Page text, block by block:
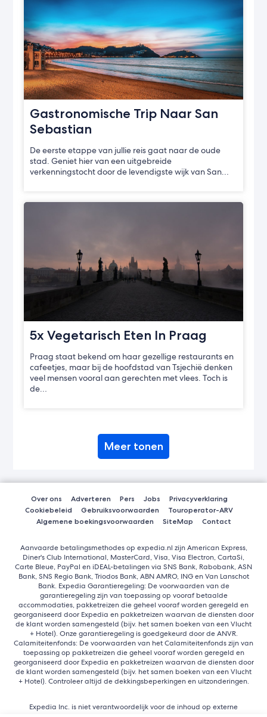
Gastronomische Trip Naar San
Sebastian
De eerste etappe van jullie reis gaat naar de oude
stad. Geniet hier van een uitgebreide
verkenningstocht door de levendigste wijk van San…
5x Vegetarisch Eten In Praag
Praag staat bekend om haar gezellige restaurants en
cafeetjes, maar bij de hoofdstad van Tsjechië denken
veel mensen vooral aan gerechten met vlees. Toch is
de…
Meer tonen
Over ons Adverteren Pers Jobs
Privacyverklaring
Cookiebeleid
Gebruiksvoorwaarden
Touroperator-ARV
Algemene boekingsvoorwaarden
SiteMap Contact
Aanvaarde betalingsmethodes op expedia.nl zijn American Express,
Diner's Club International, MasterCard, Visa, Visa Electron, CartaSi,
Carte Bleue, PayPal en iDEAL-betalingen via SNS Bank, Rabobank, ASN
Bank, SNS Regio Bank, Triodos Bank, ABN AMRO, ING en Van Lanschot
Bank. Expedia Garantieregeling: De voorwaarden van de
garantieregeling zijn van toepassing op vooraf betaalde
accommodaties, pakketreizen die geheel vooraf worden geregeld en
georganiseerd door Expedia en pakketreizen waarvan de diensten door
de klant worden samengesteld (bijv. het samen boeken van een Vlucht
+ Hotel). Onze garantieregeling is goedgekeurd door de ANVR.
Calamiteitenfonds: De voorwaarden van het Calamiteitenfonds zijn van
toepassing op pakketreizen die geheel vooraf worden geregeld en
georganiseerd door Expedia en pakketreizen waarvan de diensten door
de klant worden samengesteld (bijv. het samen boeken van een Vlucht
+ Hotel). Controleer altijd de dekkingsbeperkingen en uitzonderingen.
Expedia Inc. is niet verantwoordelijk voor de inhoud op externe